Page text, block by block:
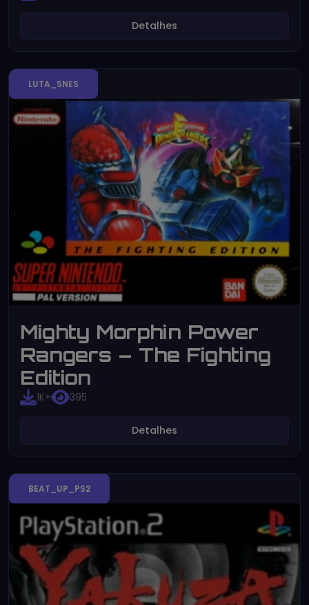
Detalhes
LUTA_SNES
Mighty Morphin Power
Rangers – The Fighting
Edition
1K+ 395
Detalhes
BEAT_UP_PS2